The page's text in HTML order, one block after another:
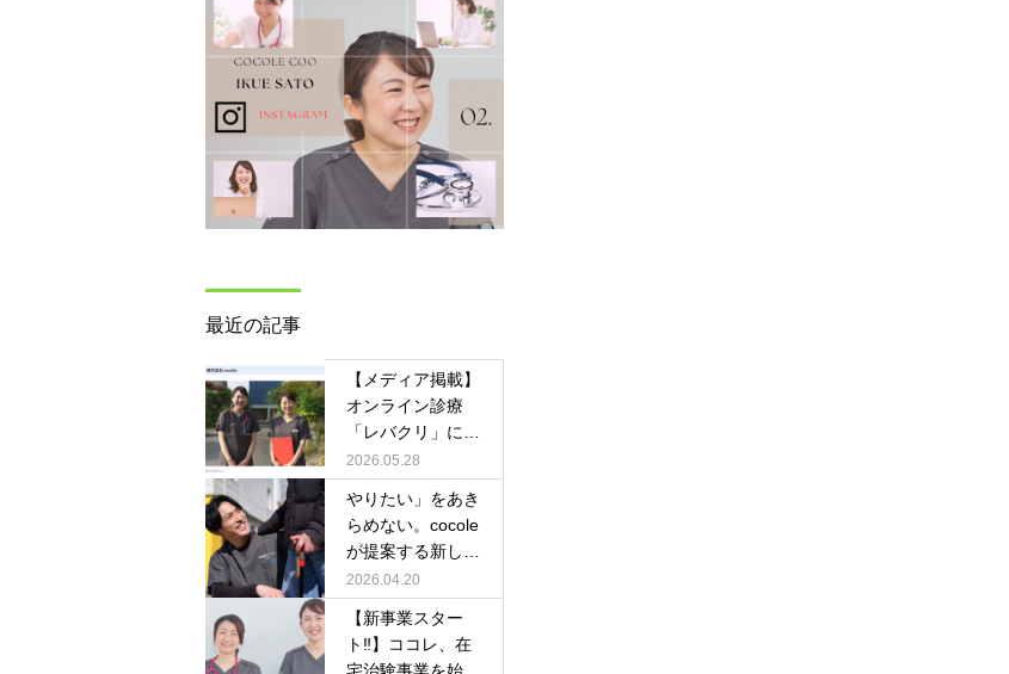
最近の記事
【メディア掲載】
オンライン診療
「レバクリ」にco
coleの取り組みが
紹介されました！
2026.05.28
やりたい」をあき
らめない。cocole
が提案する新しい
「自費リハビリ」
の形
2026.04.20
【新事業スター
ト‼︎】ココレ、在
宅治験事業を始